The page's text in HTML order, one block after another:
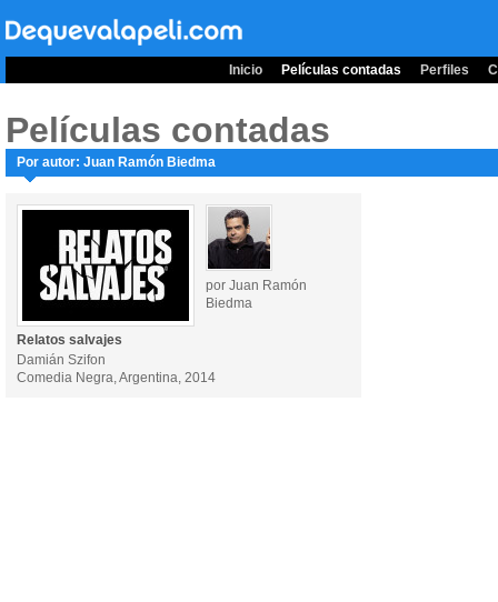
Inicio Películas contadas Perfiles
Películas contadas
Por autor: Juan Ramón Biedma
por Juan Ramón
Biedma
Relatos salvajes
Damián Szifon
Comedia Negra, Argentina, 2014